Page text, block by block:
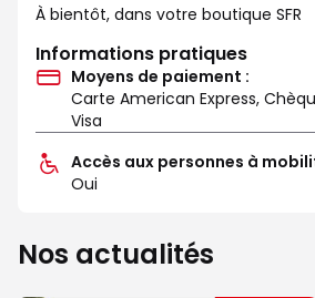
À bientôt, dans votre boutique SFR
Informations pratiques
Moyens de paiement :
Carte American Express,
Visa
Accès aux personnes à
Oui
Nos actualités